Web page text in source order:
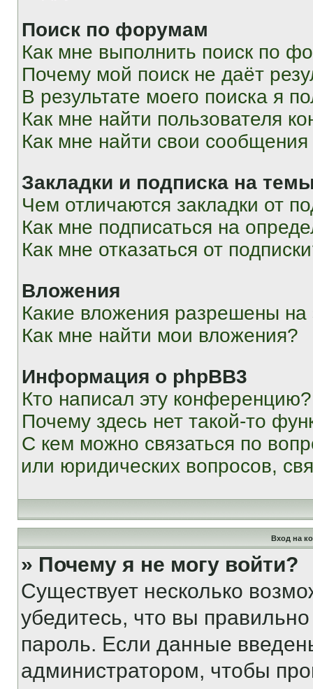
Поиск по форумам
Как мне выполнить поиск по
Почему мой поиск не даёт
В результате моего поиска я
Как мне найти пользователя
Как мне найти свои
Закладки и подписка на
Чем отличаются закладки от
Как мне подписаться на
Как мне отказаться от
Вложения
Какие вложения разрешены
Как мне найти мои вложения?
Информация о phpBB3
Кто написал эту конференцию?
Почему здесь нет такой-то
С кем можно связаться по
или юридических вопросов,
Вход на
» Почему я не могу войти?
Существует несколько
убедитесь, что вы
пароль. Если данные
администратором, чтобы